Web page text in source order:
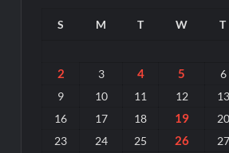
S M T W T
2
3 4 5 6
9 10 11 12 13
16 17 18 19 20
23
24 25 26 27